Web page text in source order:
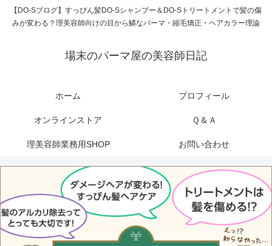
【DO-Sブログ】すっぴん髪DO-Sシャンプー＆DO-Sトリートメントで髪の傷
みが変わる？理美容師向けの目から鱗なパーマ・縮毛矯正・ヘアカラー理論
場末のパーマ屋の美容師日記
ホーム プロフィール
オンラインストア Ｑ＆Ａ
理美容師業務用SHOP お問い合わせ